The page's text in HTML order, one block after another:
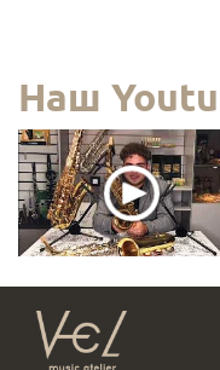
Наш